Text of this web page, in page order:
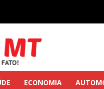
ECONOMIA